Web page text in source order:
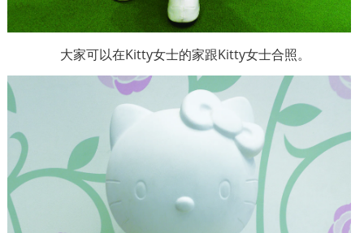
大家可以在Kitty女士的家跟Kitty女士合照。